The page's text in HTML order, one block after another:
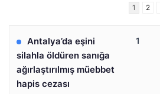
1 2
Antalya’da eşini
silahla öldüren sanığa
ağırlaştırılmış müebbet
hapis cezası
1